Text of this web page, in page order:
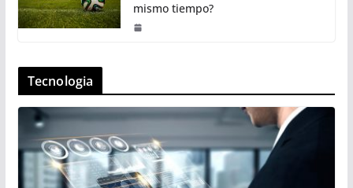
mismo tiempo?
Tecnologia